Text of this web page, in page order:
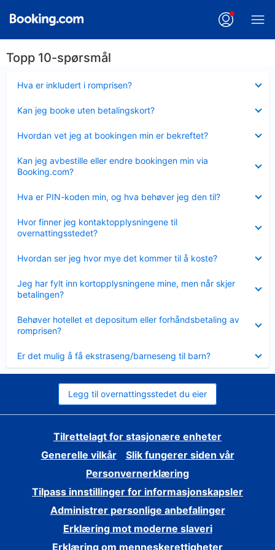
Topp 10-spørsmål
Hva er inkludert i romprisen?
mindre
Kan jeg booke uten betalingskort?
mindre
Hvordan vet jeg at bookingen min er bekreftet?
mindre
Kan jeg avbestille eller endre bookingen min via
Booking.com?
mindre
Hva er PIN-koden min, og hva behøver jeg den til?
mindre
Hvor finner jeg kontaktopplysningene til
overnattingsstedet?
mindre
Hvordan ser jeg hvor mye det kommer til å koste?
mindre
Jeg har fylt inn kortopplysningene mine, men når skjer
betalingen?
mindre
Behøver hotellet et depositum eller forhåndsbetaling av
romprisen?
mindre
Er det mulig å få ekstraseng/barneseng til barn?
mindre
Legg til overnattingsstedet du eier
Tilrettelagt for stasjonære enheter
Generelle vilkår
Slik fungerer siden vår
Personvernerklæring
Tilpass innstillinger for informasjonskapsler
Administrer personlige anbefalinger
Erklæring mot moderne slaveri
Erklæring om menneskerettigheter